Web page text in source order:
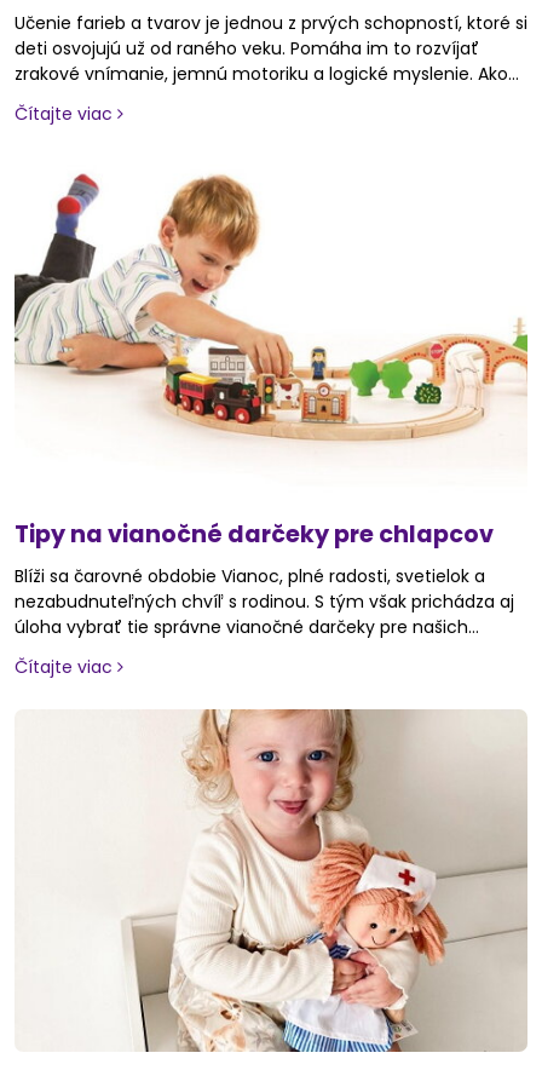
Učenie farieb a tvarov je jednou z prvých schopností, ktoré si
deti osvojujú už od raného veku. Pomáha im to rozvíjať
zrakové vnímanie, jemnú motoriku a logické myslenie. Ako
však urobiť učenie zábavným a prirodzeným? Správne
zvolené hračky a hry môžu byť skvelým spôsobom, ako deti
pozrieme na najlepšie hračky na učenie farieb a tvarov a
pridáme aj tipy, ako zapojiť rodičov do tejto hravej výučby.
Čítajte viac
Tipy na vianočné darčeky pre chlapcov
Blíži sa čarovné obdobie Vianoc, plné radosti, svetielok a
nezabudnuteľných chvíľ s rodinou. S tým však prichádza aj
úloha vybrať tie správne vianočné darčeky pre našich
malých šampiónov, ktoré ich potešia a vykúzlia úsmev na
ich tvári. Či už hľadáte darček pre deti, ktoré milujú
niečo, čo ich nielen zabaví, ale zároveň podporí ich záujmy a
rozvoj. Hračky, hry či vzdelávacie pomôcky môžu byť tou
správnou voľbou, ktorá pod stromčekom zažiari. V tomto
článku vám prinášame inšpiráciu na darčeky, ktoré
spríjemnia Vianoce vašim deťom a zanechajú spomienky
na nezabudnuteľné sviatky.
Čítajte viac